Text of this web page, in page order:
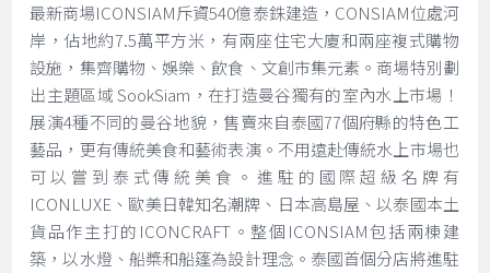
最新商場ICONSIAM斥資540億泰銖建造，CONSIAM位處河
岸，佔地約7.5萬平方米，有兩座住宅大廈和兩座複式購物
設施，集齊購物、娛樂、飲食、文創市集元素。商場特別劃
出主題區域 SookSiam，在打造曼谷獨有的室內水上市場！
展演4種不同的曼谷地貌，售賣來自泰國77個府縣的特色工
藝品，更有傳統美食和藝術表演。不用遠赴傳統水上市場也
可以嘗到泰式傳統美食。進駐的國際超級名牌有
ICONLUXE、歐美日韓知名潮牌、日本高島屋、以泰國本土
貨品作主打的ICONCRAFT。整個ICONSIAM包括兩棟建
築，以水燈、船槳和船篷為設計理念。泰國首個分店將進駐